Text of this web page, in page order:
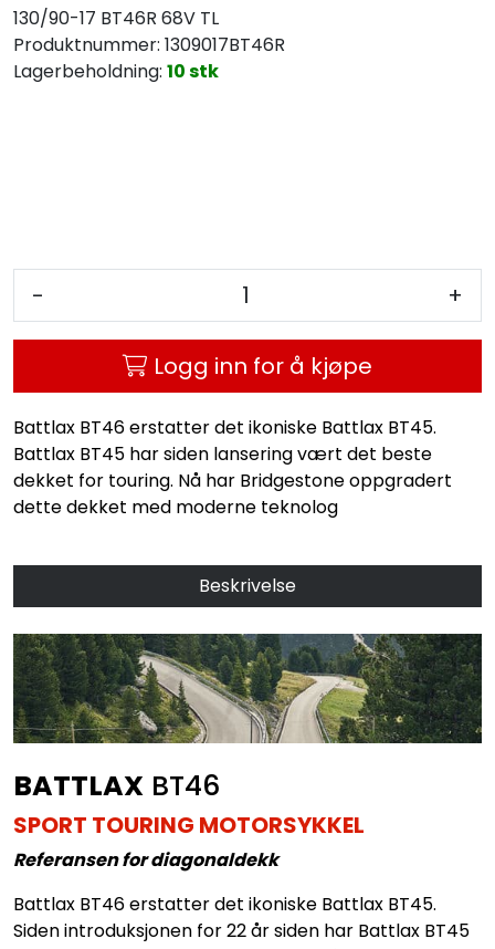
130/90-17 BT46R 68V TL
Produktnummer: 1309017BT46R
Lagerbeholdning: 10 stk
- +
Logg inn for å kjøpe
Battlax BT46 erstatter det ikoniske Battlax BT45.
Battlax BT45 har siden lansering vært det beste
dekket for touring. Nå har Bridgestone oppgradert
dette dekket med moderne teknolog
Beskrivelse
BATTLAX BT46
SPORT TOURING MOTORSYKKEL
Referansen for diagonaldekk
Battlax BT46 erstatter det ikoniske Battlax BT45.
Siden introduksjonen for 22 år siden har Battlax BT45